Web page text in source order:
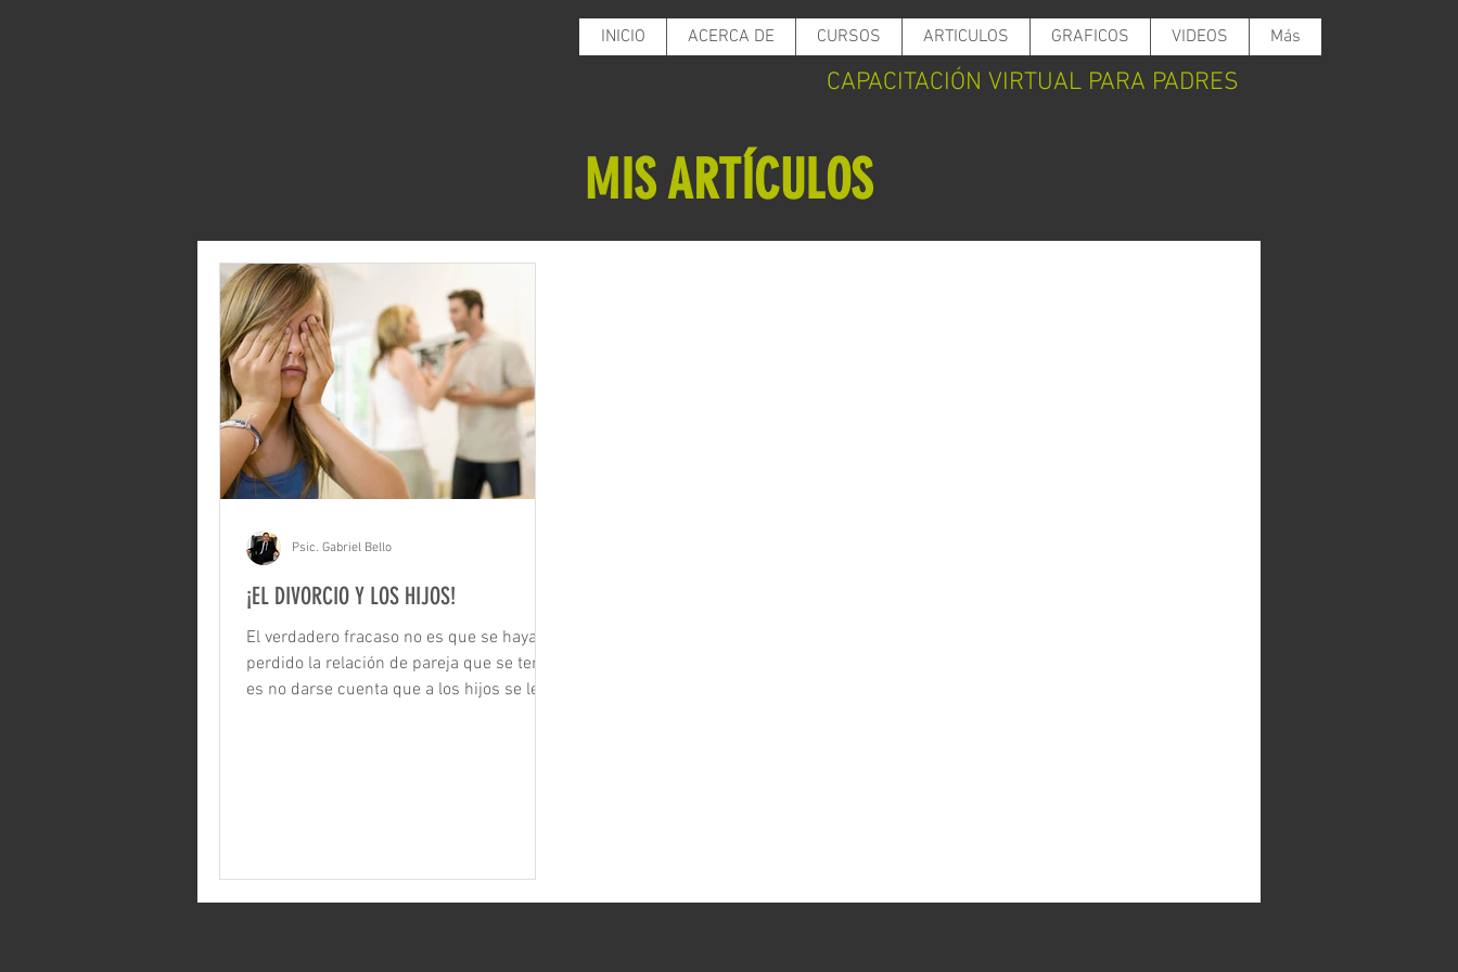
INICIO ACERCA DE CURSOS ARTICULOS GRAFICOS VIDEOS Más
CAPACITACIÓN VIRTUAL PARA PADRES
MIS ARTÍCULOS
¡EL DIVORCIO Y LOS HIJOS!
El verdadero fracaso no es que se haya
perdido la relación de pareja que se tenía,
es no darse cuenta que a los hijos se les
Psic. Gabriel Bello